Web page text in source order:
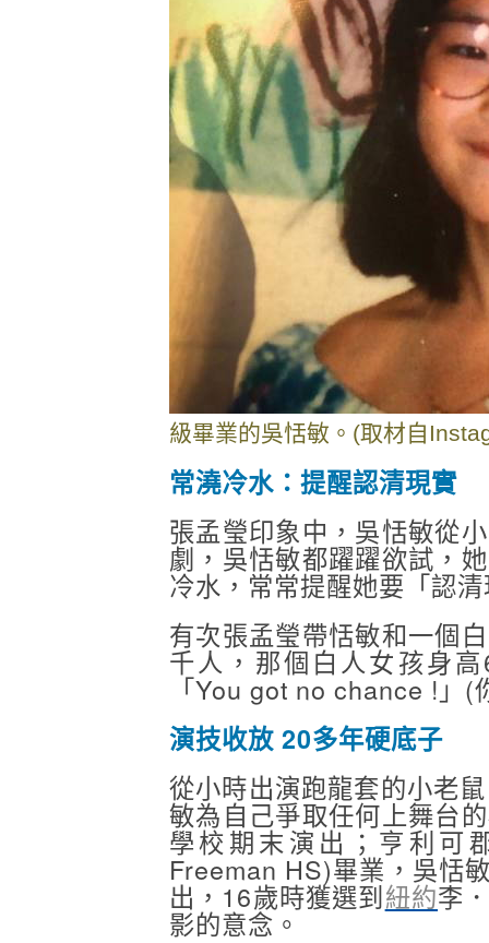
級畢業的吳恬敏。(取材自
常澆冷水：提醒認清現實
張孟瑩印象中，吳恬敏從
劇，吳恬敏都躍躍欲試，
冷水，常常提醒她要「認
有次張孟瑩帶恬敏和一個
千人，那個白人女孩身
「You got no chance !」(
演技收放 20多年硬底子
從小時出演跑龍套的小老
敏為自己爭取任何上舞台
學校期末演出；亨利可
Freeman HS)畢業，吳恬
出，16歲時獲選到紐約李
影的意念。